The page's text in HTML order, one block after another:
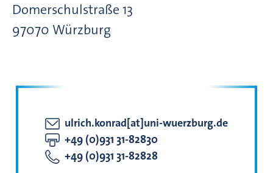
Domerschulstraße 13
97070 Würzburg
ulrich.konrad[at]uni-wuerzburg.de
+49 (0)931 31-82830
+49 (0)931 31-82828